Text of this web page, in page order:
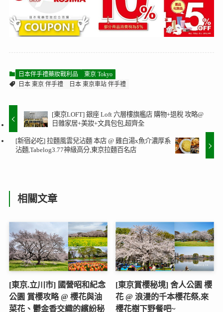
日本伴手禮藥妝戰利品
東京 Tokyo
日本 東京 伴手禮
日本 東京車站 伴手禮
[東京LOFT] 銀座 Loft 六層樓旗艦店 購物+退稅 攻略@
日雜家居+美妝+文具包包,超齊全
[新宿必吃] 拉麵風雲兒沾麵 本店 @ 雞白湯x魚介濃厚系
沾麵,Tabelog3.77神級高分,東京拉麵百名店
相關文章
[東京.立川市] 國營昭和紀念
公園 賞櫻攻略 @ 櫻花與油
菜花、鬱金香交織的繽紛秘
[東京賞櫻秘境] 舍人公園 櫻
花 @ 浪漫的千本櫻花祭,來
櫻花樹下野餐吧~